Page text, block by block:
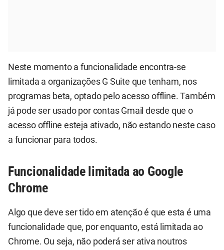
Neste momento a funcionalidade encontra-se
limitada a organizações G Suite que tenham, nos
programas beta, optado pelo acesso offline. Também
já pode ser usado por contas Gmail desde que o
acesso offline esteja ativado, não estando neste caso
a funcionar para todos.
Funcionalidade limitada ao Google
Chrome
Algo que deve ser tido em atenção é que esta é uma
funcionalidade que, por enquanto, está limitada ao
Chrome. Ou seja, não poderá ser ativa noutros